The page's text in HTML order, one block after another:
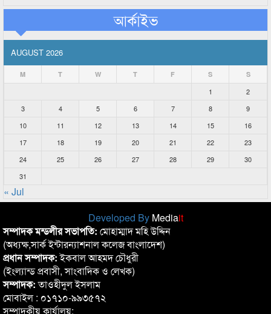
আর্কাইভ
AUGUST 2026
M T W T F S S
1
2
3
4 5 6 7 8
9
10
11 12 13 14 15
16
17
18 19 20 21 22
23
24
25 26 27 28 29
30
31
« Jul
Developed By Mediait
সম্পাদক মন্ডলীর সভাপতি: মোহাম্মাদ মহি উদ্দিন
(অধ্যক্ষ,সার্ক ইন্টারন্যাশনাল কলেজ বাংলাদেশ)
প্রধান সম্পাদক:ইকবাল আহমদ চৌধুরী
(ইংল্যান্ড প্রবাসী, সাংবাদিক ও লেখক)
সম্পাদক:তাওহীদুল ইসলাম
মোবাইল : ০১৭১০-৯৯৩৫৭২
সম্পাদকীয় কার্যালয়: